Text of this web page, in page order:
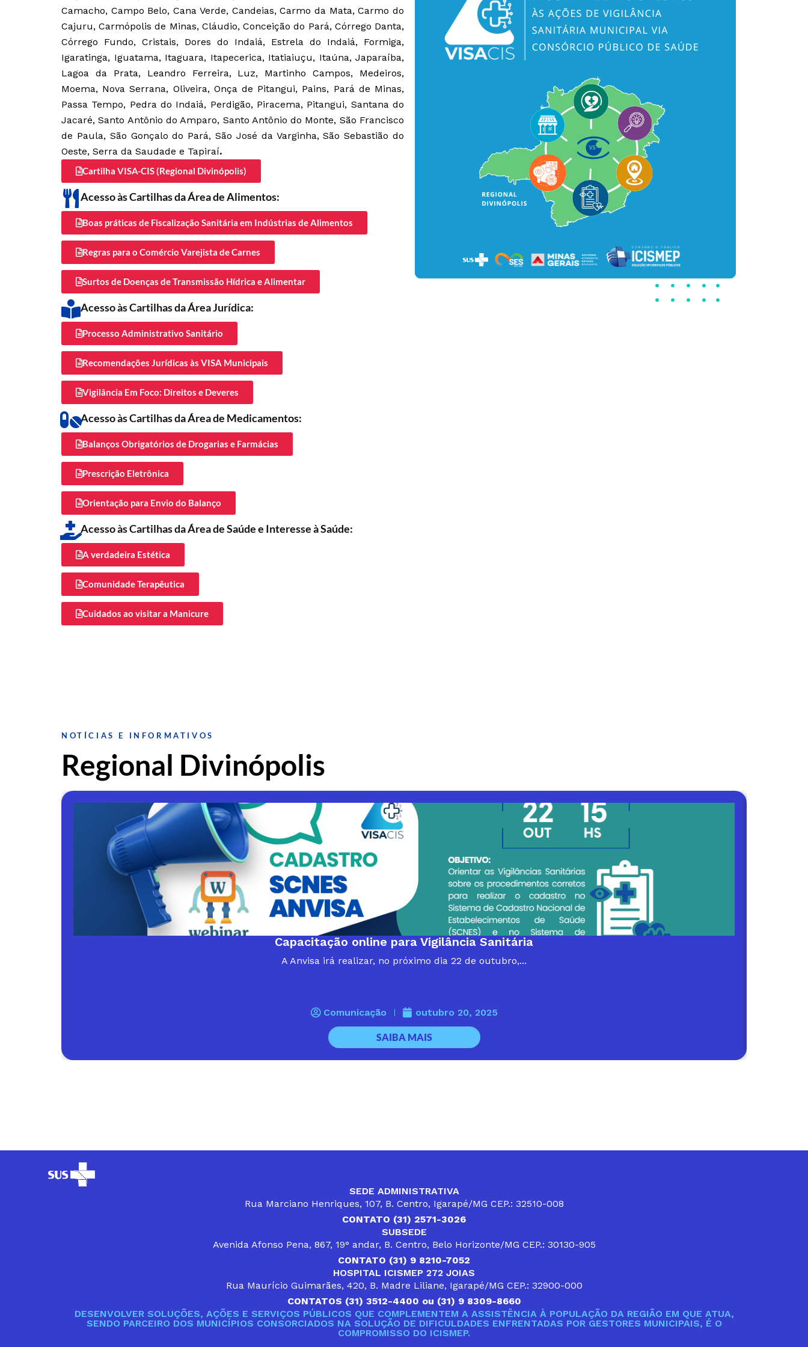
Camacho, Campo Belo, Cana Verde, Candeias, Carmo da Mata, Carmo do
Cajuru, Carmópolis de Minas, Cláudio, Conceição do Pará, Córrego Danta,
Córrego Fundo, Cristais, Dores do Indaiá, Estrela do Indaiá, Formiga,
Igaratinga, Iguatama, Itaguara, Itapecerica, Itatiaiuçu, Itaúna, Japaraíba,
Lagoa da Prata, Leandro Ferreira, Luz, Martinho Campos, Medeiros,
Moema, Nova Serrana, Oliveira, Onça de Pitangui, Pains, Pará de Minas,
Passa Tempo, Pedra do Indaiá, Perdigão, Piracema, Pitangui, Santana do
Jacaré, Santo Antônio do Amparo, Santo Antônio do Monte, São Francisco
de Paula, São Gonçalo do Pará, São José da Varginha, São Sebastião do
Oeste, Serra da Saudade e Tapiraí.
Cartilha VISA-CIS (Regional Divinópolis)
Acesso às Cartilhas da Área de Alimentos:
Boas práticas de Fiscalização Sanitária em Indústrias de Alimentos
Regras para o Comércio Varejista de Carnes
Surtos de Doenças de Transmissão Hídrica e Alimentar
Acesso às Cartilhas da Área Jurídica:
Processo Administrativo Sanitário
Recomendações Jurídicas às VISA Municipais
Vigilância Em Foco: Direitos e Deveres
Acesso às Cartilhas da Área de Medicamentos:
Balanços Obrigatórios de Drogarias e Farmácias
Prescrição Eletrônica
Orientação para Envio do Balanço
Acesso às Cartilhas da Área de Saúde e Interesse à Saúde:
A verdadeira Estética
Comunidade Terapêutica
Cuidados ao visitar a Manicure
NOTÍCIAS E INFORMATIVOS
Regional Divinópolis
Capacitação online para Vigilância Sanitária
A Anvisa irá realizar, no próximo dia 22 de outubro,...
Comunicação outubro 20, 2025
SAIBA MAIS
SEDE ADMINISTRATIVA
Rua Marciano Henriques, 107, B. Centro, Igarapé/MG CEP.: 32510-008
CONTATO (31) 2571-3026
SUBSEDE
Avenida Afonso Pena, 867, 19° andar, B. Centro, Belo Horizonte/MG CEP.: 30130-905
CONTATO (31) 9 8210-7052
HOSPITAL ICISMEP 272 JOIAS
Rua Maurício Guimarães, 420, B. Madre Liliane, Igarapé/MG CEP.: 32900-000
CONTATOS (31) 3512-4400 ou (31) 9 8309-8660
DESENVOLVER SOLUÇÕES, AÇÕES E SERVIÇOS PÚBLICOS QUE COMPLEMENTEM A ASSISTÊNCIA À POPULAÇÃO DA REGIÃO EM QUE ATUA,
SENDO PARCEIRO DOS MUNICÍPIOS CONSORCIADOS NA SOLUÇÃO DE DIFICULDADES ENFRENTADAS POR GESTORES MUNICIPAIS, É O
COMPROMISSO DO ICISMEP.